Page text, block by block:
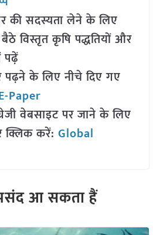
सदस्यता लेने के लिए
विस्तृत कृषि पद्धतियों और
पढ़ें
के लिए नीचे दिए गए
Paper
वेबसाइट पर जाने के लिए
क्लिक करें: Global
आ सकता हैं